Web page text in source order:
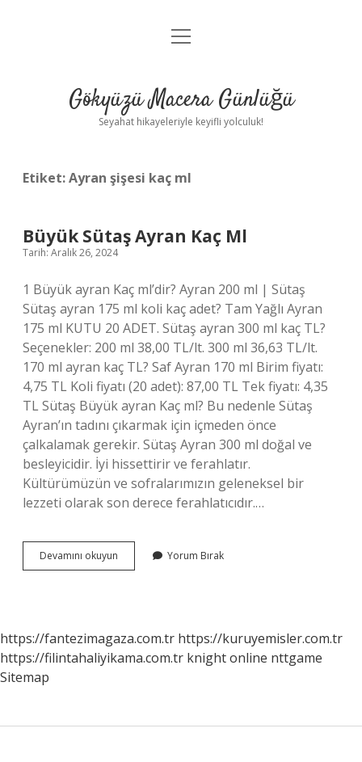
Anasayfa
Yasal Uyarı
menüyü
Gökyüzü Macera Günlüğü
Seyahat hikayeleriyle keyifli yolculuk!
Etiket:Ayran şişesi kaç ml
Büyük Sütaş Ayran Kaç Ml
Tarih: Aralık 26, 2024
1 Büyük ayran Kaç ml’dir? Ayran 200 ml | Sütaş
Sütaş ayran 175 ml koli kaç adet? Tam Yağlı Ayran
175 ml KUTU 20 ADET. Sütaş ayran 300 ml kaç TL?
Seçenekler: 200 ml 38,00 TL/lt. 300 ml 36,63 TL/lt.
170 ml ayran kaç TL? Saf Ayran 170 ml Birim fiyatı:
4,75 TL Koli fiyatı (20 adet): 87,00 TL Tek fiyatı: 4,35
TL Sütaş Büyük ayran Kaç ml? Bu nedenle Sütaş
Ayran’ın tadını çıkarmak için içmeden önce
çalkalamak gerekir. Sütaş Ayran 300 ml doğal ve
besleyicidir. İyi hissettirir ve ferahlatır.
Kültürümüzün ve sofralarımızın geleneksel bir
lezzeti olarak son derece ferahlatıcıdır.…
Devamını okuyun
Sütaş
Yorum Bırak
https://fantezimagaza.com.tr https://kuruyemisler.com.tr
https://filintahaliyikama.com.tr knight online nttgame
Sitemap